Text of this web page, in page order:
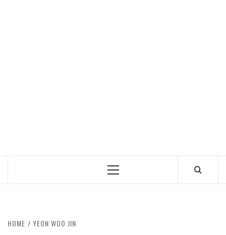
Primary
HOME YEON WOO JIN